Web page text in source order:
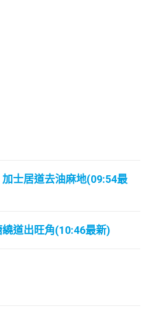
加士居道去油麻地(09:54最
道出旺角(10:46最新)